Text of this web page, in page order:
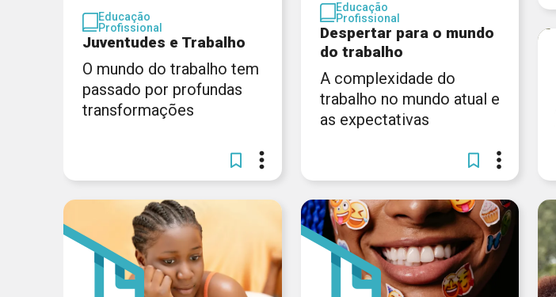
Educação
Profissional
Juventudes e Trabalho
O mundo do trabalho tem
passado por profundas
transformações
Educação
Profissional
Despertar para o mundo
do trabalho
A complexidade do
trabalho no mundo atual e
as expectativas